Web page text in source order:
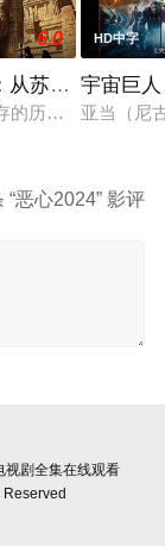
刚刚去世的妻子的
6.0
从苏美尔到南美
的历史，从一开始
HD中字
宇宙巨
亚当（尼
“恶心2024” 影评
视剧全集在线观看